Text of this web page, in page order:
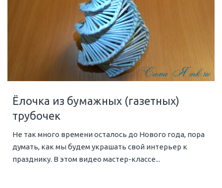
Ёлочка из бумажных (газетных)
трубочек
Не так много времени осталось до Нового года, пора
думать, как мы будем украшать свой интерьер к
празднику. В этом видео мастер-классе...